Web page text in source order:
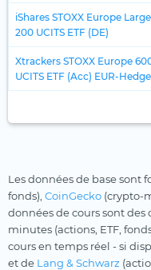
iShares STOXX Europe Large
200 UCITS ETF (DE)
Xtrackers STOXX Europe
UCITS ETF (Acc) EUR-
Les données de base sont
fonds), CoinGecko (crypto-
données de cours sont des
minutes (actions, ETF,
cours en temps réel - si
et de Lang & Schwarz